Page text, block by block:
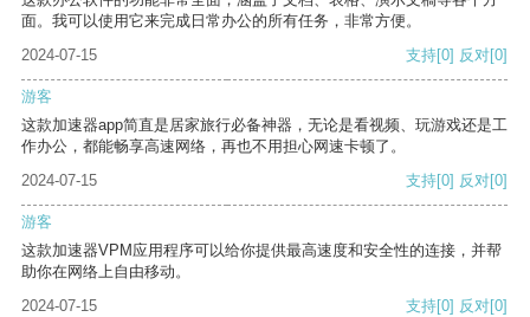
面。我可以使用它来完成日常办公的所有任务，非常方便。
2024-07-15
支持[0] 反对[0]
游客
这款加速器app简直是居家旅行必备神器，无论是看视频、玩游戏还是工
作办公，都能畅享高速网络，再也不用担心网速卡顿了。
2024-07-15
支持[0] 反对[0]
游客
这款加速器VPM应用程序可以给你提供最高速度和安全性的连接，并帮
助你在网络上自由移动。
2024-07-15
支持[0] 反对[0]